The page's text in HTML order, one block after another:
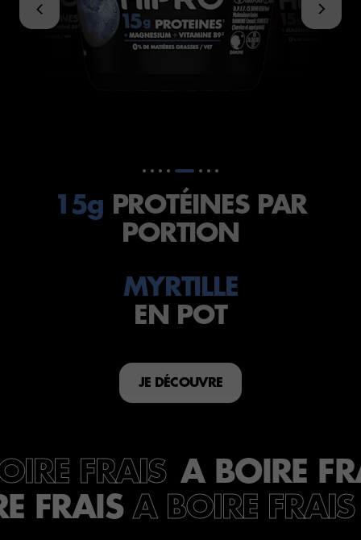
15g PROTÉINES PAR
PORTION
MYRTILLE
EN POT
JE DÉCOUVRE
FRAIS A BOIRE
FRAIS A BOIRE FRAIS